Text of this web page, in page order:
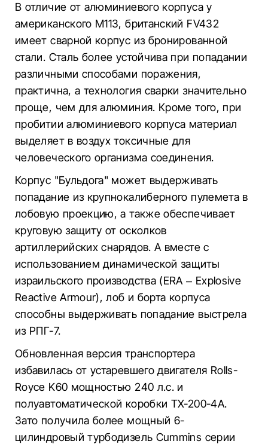
В отличие от алюминиевого корпуса у
американского М113, британский FV432
имеет сварной корпус из бронированной
стали. Сталь более устойчива при попадании
различными способами поражения,
практична, а технология сварки значительно
проще, чем для алюминия. Кроме того, при
пробитии алюминиевого корпуса материал
выделяет в воздух токсичные для
человеческого организма соединения.
Корпус "Бульдога" может выдерживать
попадание из крупнокалиберного пулемета в
лобовую проекцию, а также обеспечивает
круговую защиту от осколков
артиллерийских снарядов. А вместе с
использованием динамической защиты
израильского производства (ERA – Explosive
Reactive Armour), лоб и борта корпуса
способны выдерживать попадание выстрела
из РПГ-7.
Обновленная версия транспортера
избавилась от устаревшего двигателя Rolls-
Royce K60 мощностью 240 л.с. и
полуавтоматической коробки TX-200-4A.
Зато получила более мощный 6-
цилиндровый турбодизель Cummins серии